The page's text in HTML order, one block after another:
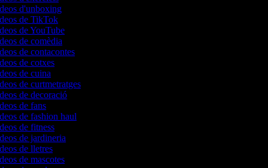
d'unboxing
de TikTok
de YouTube
de comèdia
de contacontes
de cotxes
de cuina
de curtmetratges
de decoració
de fans
de fashion haul
de fitness
de jardineria
de lletres
de mascotes